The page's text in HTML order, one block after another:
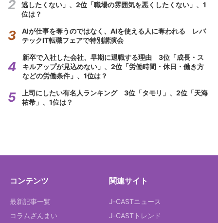
逃したくない」、2位「職場の雰囲気を悪くしたくない」、1
位は？
AIが仕事を奪うのではなく、AIを使える人に奪われる レバ
テックIT転職フェアで特別講演会
新卒で入社した会社、早期に退職する理由 3位「成長・ス
キルアップが見込めない」、2位「労働時間・休日・働き方
などの労働条件」、1位は？
上司にしたい有名人ランキング 3位「タモリ」、2位「天海
祐希」、1位は？
コンテンツ
最新記事一覧
コラムざんまい
関連サイト
J-CASTニュース
J-CASTトレンド